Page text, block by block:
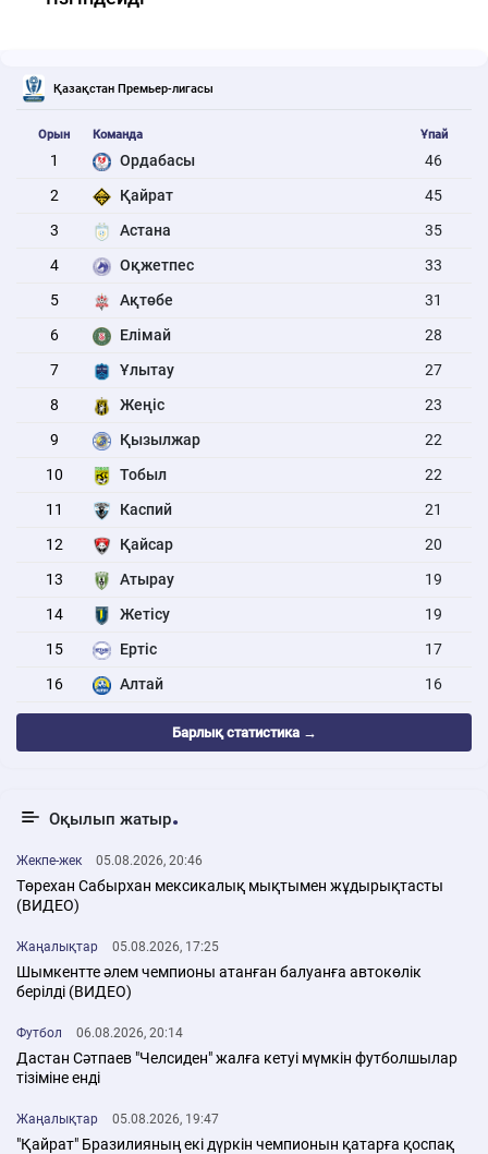
Қазақстан Премьер-лигасы
Орын Команда Ұпай
1 Ордабасы
46
2
Қайрат
45
3
Астана
35
4
Оқжетпес
33
5
Ақтөбе
31
6
Елімай
28
7
Ұлытау
27
8
Жеңіс
23
9
Қызылжар
22
10
Тобыл
22
11
Каспий
21
12
Қайсар
20
13
Атырау
19
14
Жетісу
19
15
Ертіс
17
16
Алтай 16
Барлық статистика →
Оқылып жатыр
Жекпе-жек 05.08.2026, 20:46
Төрехан Сабырхан мексикалық мықтымен жұдырықтасты
(ВИДЕО)
Жаңалықтар 05.08.2026, 17:25
Шымкентте әлем чемпионы атанған балуанға автокөлік
берілді (ВИДЕО)
Футбол 06.08.2026, 20:14
Дастан Сәтпаев "Челсиден" жалға кетуі мүмкін футболшылар
тізіміне енді
Жаңалықтар 05.08.2026, 19:47
"Қайрат" Бразилияның екі дүркін чемпионын қатарға қоспақ